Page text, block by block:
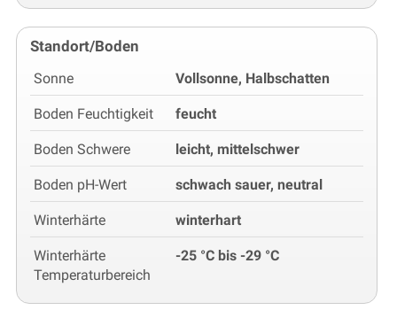
Standort/Boden
Sonne Vollsonne, Halbschatten
Boden Feuchtigkeit feucht
Boden Schwere leicht, mittelschwer
Boden pH-Wert schwach sauer, neutral
Winterhärte winterhart
Winterhärte
Temperaturbereich
-25 °C bis -29 °C